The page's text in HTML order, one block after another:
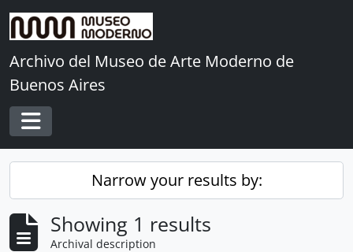
Skip to main content
Archivo del Museo de Arte Moderno de
Buenos Aires
Toggle navigation
Narrow your results by:
Showing 1 results
Archival description